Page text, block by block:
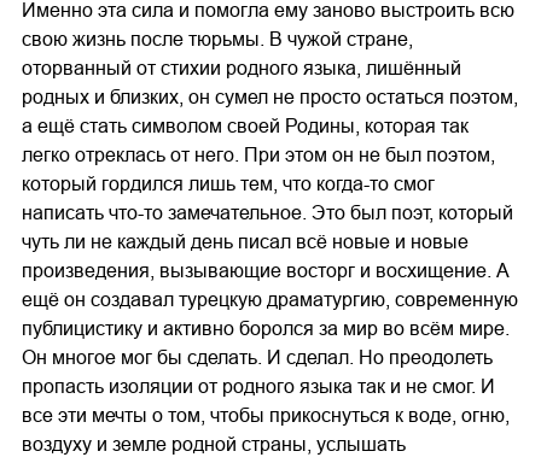
Именно эта сила и помогла ему заново выстроить всю
свою жизнь после тюрьмы. В чужой стране,
оторванный от стихии родного языка, лишённый
родных и близких, он сумел не просто остаться поэтом,
а ещё стать символом своей Родины, которая так
легко отреклась от него. При этом он не был поэтом,
который гордился лишь тем, что когда-то смог
написать что-то замечательное. Это был поэт, который
чуть ли не каждый день писал всё новые и новые
произведения, вызывающие восторг и восхищение. А
ещё он создавал турецкую драматургию, современную
публицистику и активно боролся за мир во всём мире.
Он многое мог бы сделать. И сделал. Но преодолеть
пропасть изоляции от родного языка так и не смог. И
все эти мечты о том, чтобы прикоснуться к воде, огню,
воздуху и земле родной страны, услышать